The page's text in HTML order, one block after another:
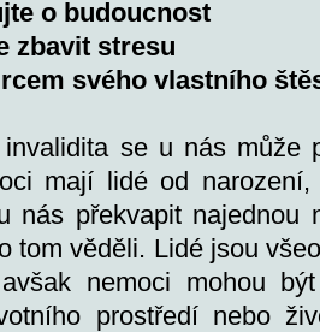
o budoucnost
zbavit stresu
svého vlastního
se u nás může
mají lidé od
nás překvapit
tom věděli. Lidé jsou
nemoci mohou
prostředí nebo